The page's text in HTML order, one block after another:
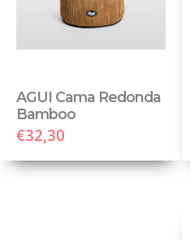
AGUI Cama Redonda
Bamboo
€32,30